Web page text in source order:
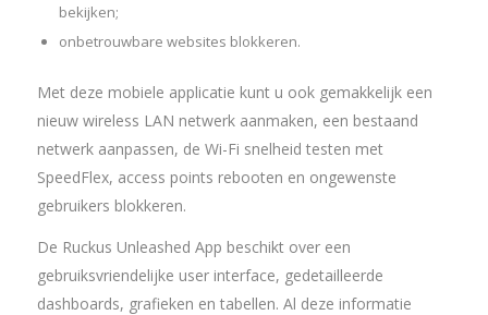
bekijken;
onbetrouwbare websites blokkeren.
Met deze mobiele applicatie kunt u ook gemakkelijk een
nieuw wireless LAN netwerk aanmaken, een bestaand
netwerk aanpassen, de Wi-Fi snelheid testen met
SpeedFlex, access points rebooten en ongewenste
gebruikers blokkeren.
De Ruckus Unleashed App beschikt over een
gebruiksvriendelijke user interface, gedetailleerde
dashboards, grafieken en tabellen. Al deze informatie